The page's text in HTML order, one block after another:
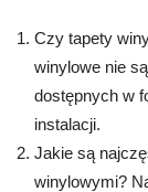
Czy tapety
winylowe nie
dostępnych w
instalacji.
Jakie są
winylowymi?